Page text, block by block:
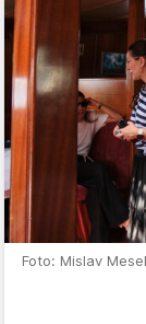
Foto: Mislav